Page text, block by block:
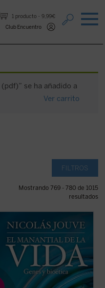
1 producto
9,99€
Club Encuentro
se ha añadido a
Ver carrito
FILTROS
Mostrando 769 - 780 de 1015
resultados
¿Qué concepto tenemos del ser humano
como ente biológico? ¿Cómo pudo la
evolución generar un ser consciente y
ético a partir de unas bestias instintivas y
egoístas? ¿Por qué le atribuimos al ser
humano el mayor valor y dignidad entre los
(ver ficha)